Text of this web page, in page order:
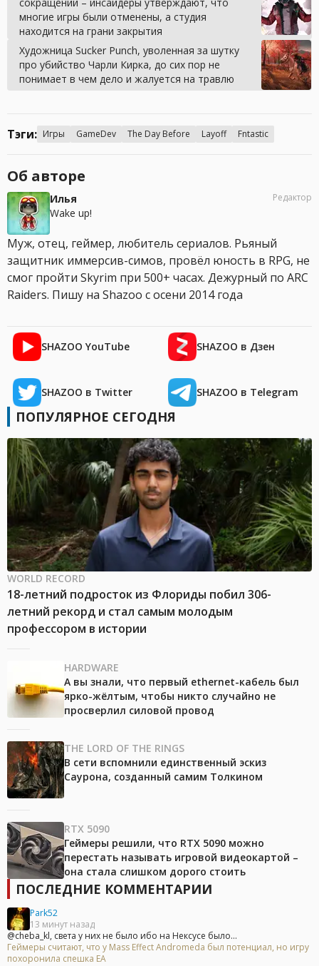
многие игры были отменены, а студия
находится на грани закрытия
Художница Sucker Punch, уволенная за шутку
про убийство Чарли Кирка, до сих пор не
понимает в чем дело и жалуется на травлю
Тэги: Игры GameDev The Day Before Layoff Fntastic
Об авторе
Илья
Wake up!
Редактор
Муж, отец, геймер, любитель сериалов. Рьяный
защитник иммерсив-симов, провёл юность в RPG, не
смог пройти Skyrim при 500+ часах. Дежурный по ARC
Raiders. Пишу на Shazoo с осени 2014 года
SHAZOO YouTube SHAZOO в Дзен
SHAZOO в Twitter SHAZOO в Telegram
ПОПУЛЯРНОЕ СЕГОДНЯ
WORLD RECORD
18-летний подросток из Флориды побил 306-
летний рекорд и стал самым молодым
профессором в истории
HARDWARE
А вы знали, что первый ethernet-кабель был
ярко-жёлтым, чтобы никто случайно не
просверлил силовой провод
THE LORD OF THE RINGS
В сети вспомнили единственный эскиз
Саурона, созданный самим Толкином
RTX 5090
Геймеры решили, что RTX 5090 можно
перестать называть игровой видеокартой –
она стала слишком дорого стоить
ПОСЛЕДНИЕ КОММЕНТАРИИ
Park52
13 минут назад
@cheba_kl, света у них не было ибо на Нексусе было...
Геймеры считают, что у Mass Effect Andromeda был потенциал, но игру
похоронила спешка EA